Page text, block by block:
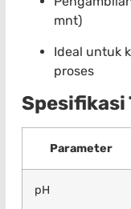
mnt)
Ideal untuk
proses
Spesifikasi
Parameter
pH